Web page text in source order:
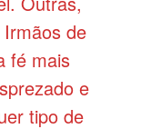
de
fé mais
e
tipo de